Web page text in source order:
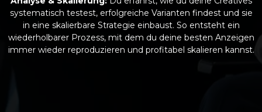
systematisch testest, erfolgreiche Varianten findest und sie
in eine skalierbare Strategie einbaust. So entsteht ein
wiederholbarer Prozess, mit dem du deine besten Anzeigen
immer wieder reproduzieren und profitabel skalieren kannst.